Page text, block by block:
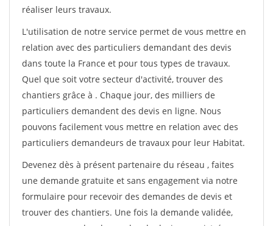
réaliser leurs travaux.
L'utilisation de notre service permet de vous mettre en
relation avec des particuliers demandant des devis
dans toute la France et pour tous types de travaux.
Quel que soit votre secteur d'activité, trouver des
chantiers grâce à . Chaque jour, des milliers de
particuliers demandent des devis en ligne. Nous
pouvons facilement vous mettre en relation avec des
particuliers demandeurs de travaux pour leur Habitat.
Devenez dès à présent partenaire du réseau , faites
une demande gratuite et sans engagement via notre
formulaire pour recevoir des demandes de devis et
trouver des chantiers. Une fois la demande validée,